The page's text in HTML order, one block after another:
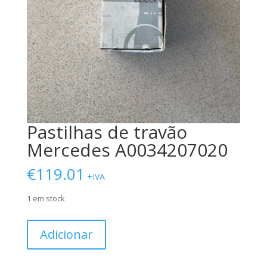
Pastilhas de travão
Mercedes A0034207020
€119.01 +IVA
1 em stock
Pastilhas
Adicionar